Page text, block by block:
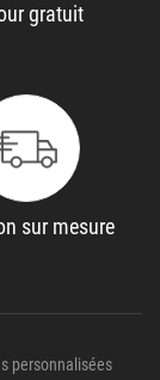
gratuit
sur mesure
personnalisées